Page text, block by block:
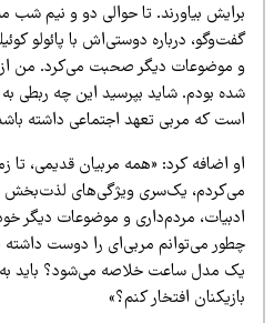
بیاورند. تا حوالی دو و نیم شب
درباره دوستی‌اش با پائولو کوئیلو،
موضوعات دیگر صحبت می‌کرد. من از
بودم. شاید بپرسید این چه ربطی به
که مربی تعهد اجتماعی داشته باشد.»
اضافه کرد: «همه مربیان قدیمی، تا زمانی
یک‌سری ویژگی‌های لذت‌بخش
مردم‌داری و موضوعات دیگر
می‌توانم مربی‌ای را دوست داشته باشم
مدل ساعت خلاصه می‌شود؟ باید به چه
افتخار کنم؟»